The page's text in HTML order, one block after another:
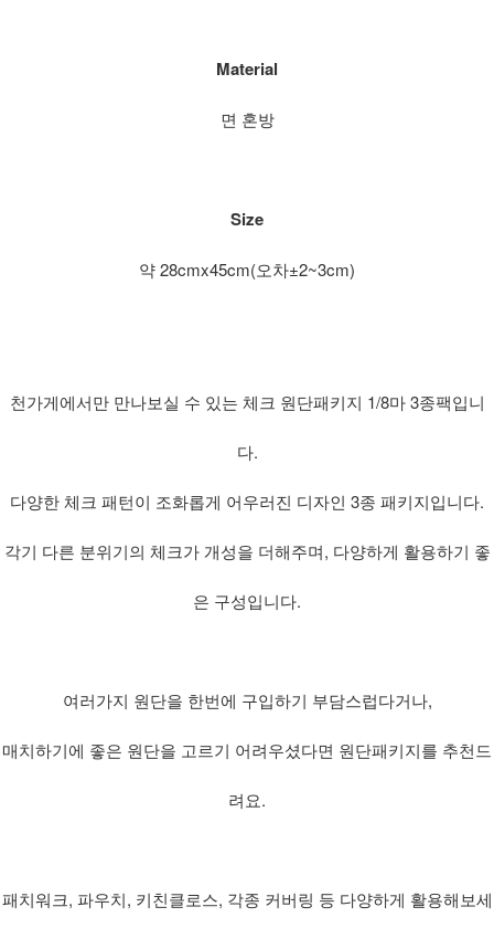
Material
면 혼방
Size
약 28cmx45cm(오차±2~3cm)
천가게에서만 만나보실 수 있는 체크 원단패키지 1/8마 3종팩입니
다.
다양한 체크 패턴이 조화롭게 어우러진 디자인 3종 패키지입니다.
각기 다른 분위기의 체크가 개성을 더해주며, 다양하게 활용하기 좋
은 구성입니다.
여러가지 원단을 한번에 구입하기 부담스럽다거나,
매치하기에 좋은 원단을 고르기 어려우셨다면 원단패키지를 추천드
려요.
패치워크, 파우치, 키친클로스, 각종 커버링 등 다양하게 활용해보세